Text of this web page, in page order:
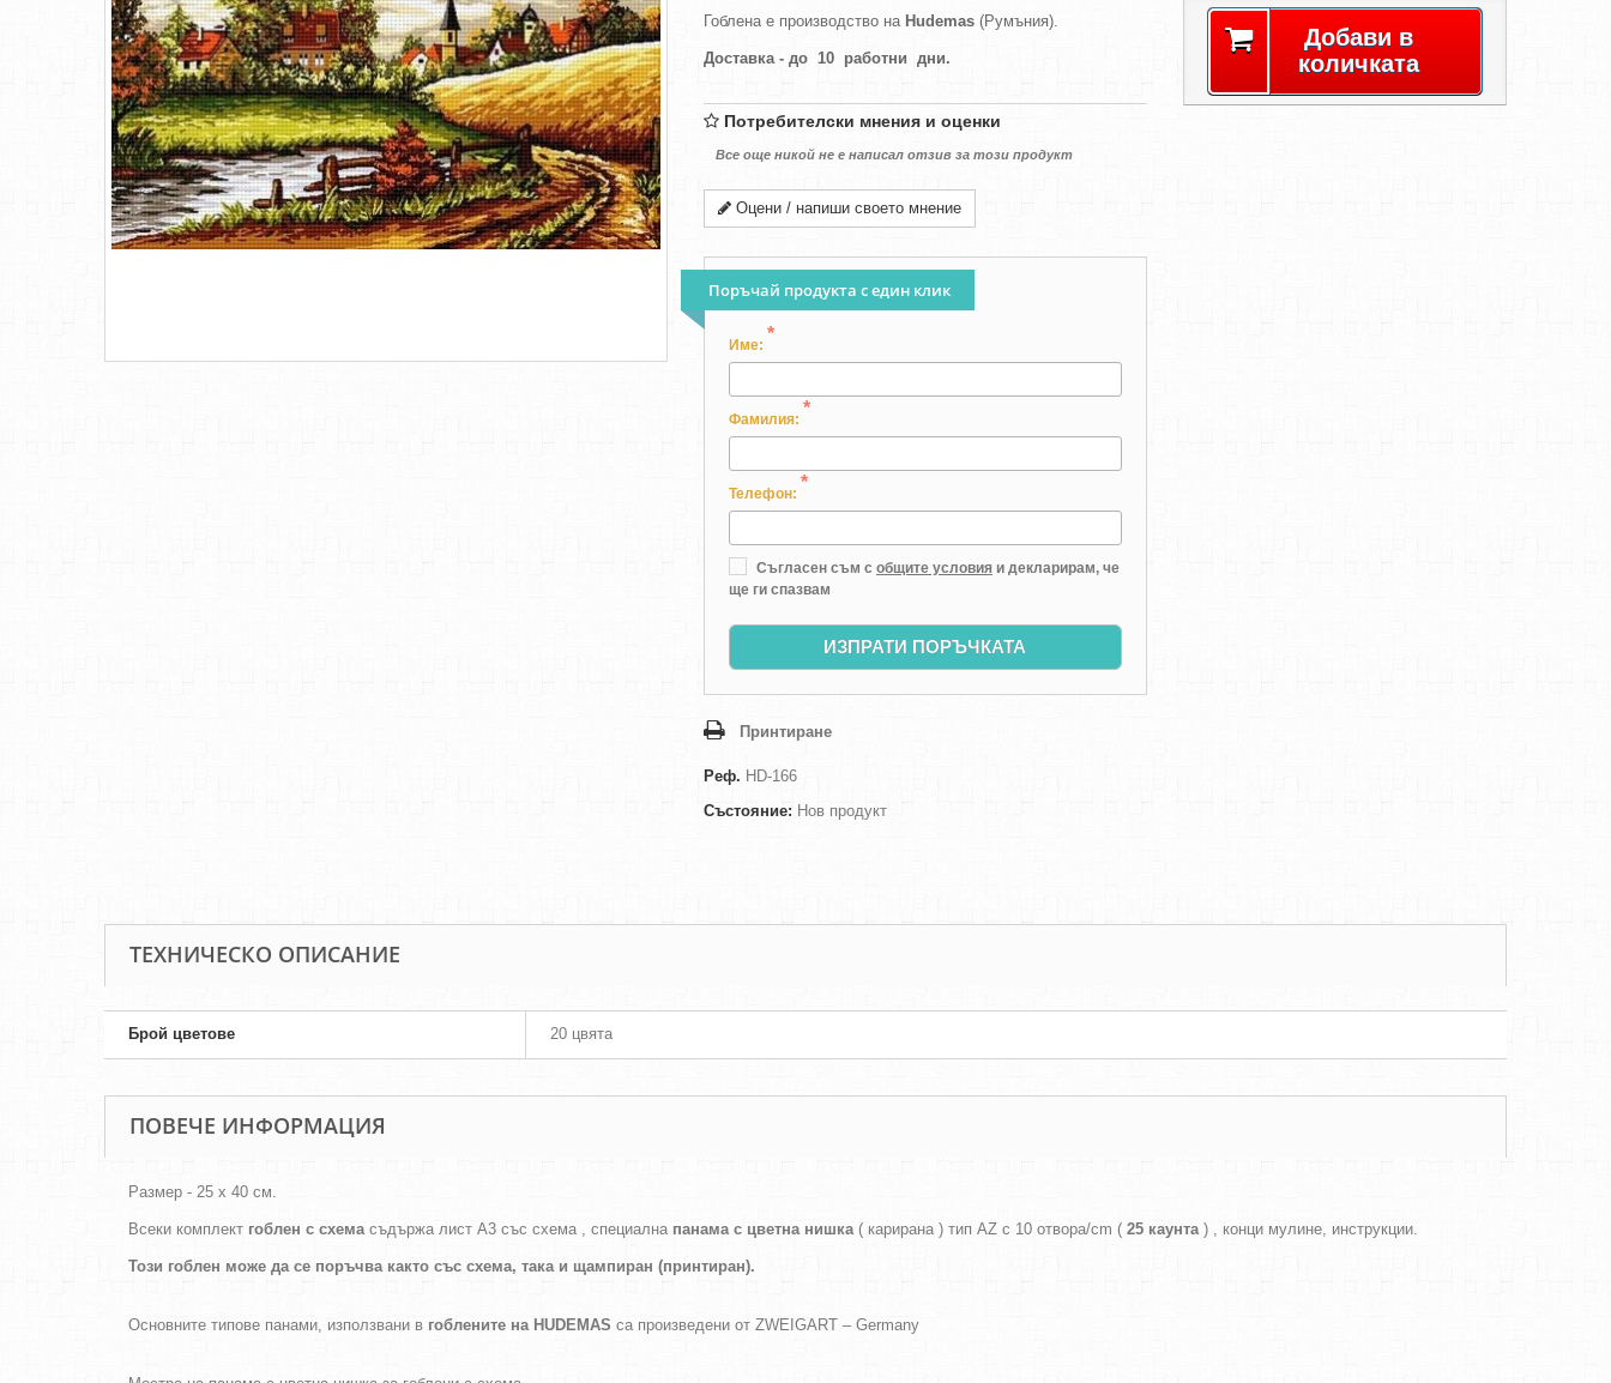
Гоблена е производство на Hudemas (Румъния).
Доставка - до 10 работни дни.
Потребителски мнения и оценки
Все още никой не е написал отзив за този продукт
Оцени / напиши своето мнение
Поръчай продукта с един клик
Име:
*
Фамилия:
*
Телефон:
*
Съгласен съм с общите условия и декларирам, че
ще ги спазвам
ИЗПРАТИ ПОРЪЧКАТА
Принтиране
Реф. HD-166
Състояние: Нов продукт
Добави в
количката
ТЕХНИЧЕСКО ОПИСАНИЕ
Брой цветове 20 цвята
ПОВЕЧЕ ИНФОРМАЦИЯ
Размер - 25 х 40 см.
Всеки комплект гоблен с схемасъдържа лист А3 със схема , специална панама с цветна нишка( карирана ) тип AZ с 10 отвора/cm ( 25 каунта) , конци мулине, инструкции.
Този гоблен може да се поръчва както със схема, така и щампиран (принтиран).
Основните типове панами, използвани в гоблените на HUDEMAS са произведени от ZWEIGART – Germany